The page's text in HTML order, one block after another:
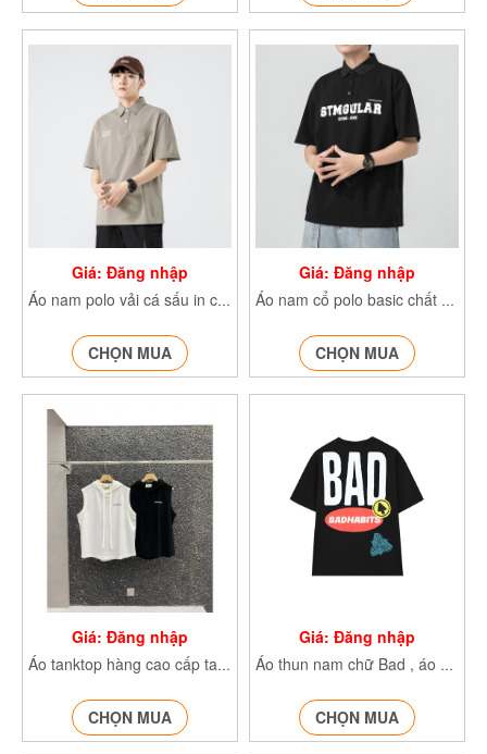
Giá: Đăng nhập
Áo nam polo vải cá sấu in chữ phong cách hàn quốc phối túi ngực
CHỌN MUA
Giá: Đăng nhập
Áo nam cổ polo basic chất vải cá sấu cotton phong cách Hàn Quốc thiết kế chữ STMGULAR trước
CHỌN MUA
Giá: Đăng nhập
Áo tanktop hàng cao cấp tag cao su, chất thun Hàn mềm mịn, basic 3055
CHỌN MUA
Giá: Đăng nhập
Áo thun nam chữ Bad , áo phông cổ tròn, tay lỡ chất cotton 100% mát
CHỌN MUA